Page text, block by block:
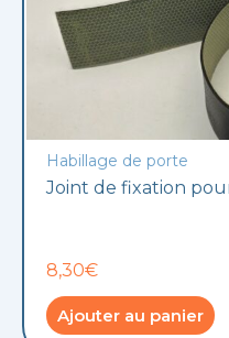
Habillage de porte
Joint de fixation
8,30€
Ajouter au panier